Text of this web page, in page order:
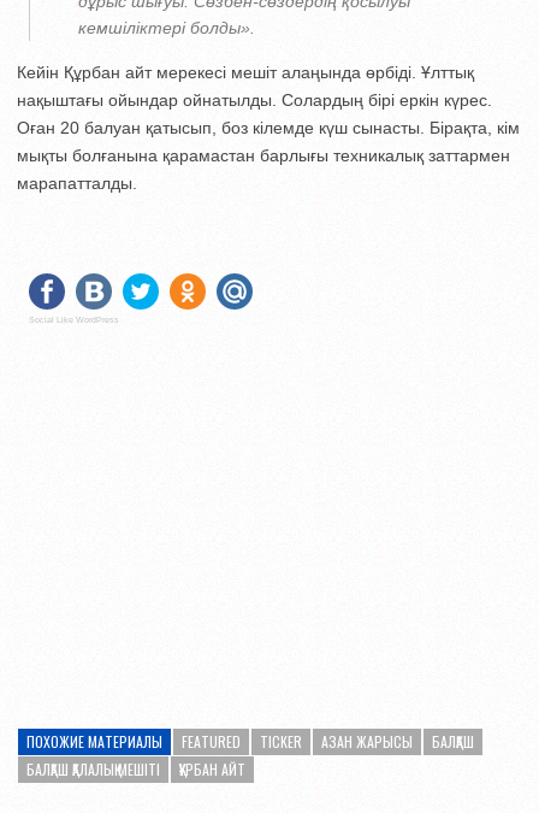
кемшіліктері болды».
Кейін Құрбан айт мерекесі мешіт алаңында өрбіді. Ұлттық
нақыштағы ойындар ойнатылды. Солардың бірі еркін күрес.
Оған 20 балуан қатысып, боз кілемде күш сынасты. Бірақта, кім
мықты болғанына қарамастан барлығы техникалық заттармен
марапатталды.
Social Like WordPress
ПОХОЖИЕ МАТЕРИАЛЫ FEATURED TICKER АЗАН ЖАРЫСЫ
БАЛҚАШ
БАЛҚАШ ҚАЛАЛЫҚ МЕШІТІ
ҚҰРБАН АЙТ